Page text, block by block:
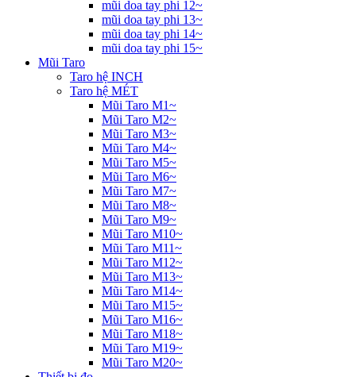
mũi doa tay phi 12~
mũi doa tay phi 13~
mũi doa tay phi 14~
mũi doa tay phi 15~
Mũi Taro
Taro hệ INCH
Taro hệ MÉT
Mũi Taro M1~
Mũi Taro M2~
Mũi Taro M3~
Mũi Taro M4~
Mũi Taro M5~
Mũi Taro M6~
Mũi Taro M7~
Mũi Taro M8~
Mũi Taro M9~
Mũi Taro M10~
Mũi Taro M11~
Mũi Taro M12~
Mũi Taro M13~
Mũi Taro M14~
Mũi Taro M15~
Mũi Taro M16~
Mũi Taro M18~
Mũi Taro M19~
Mũi Taro M20~